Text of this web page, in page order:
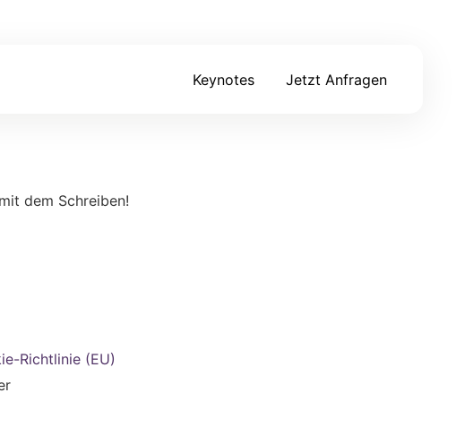
Keynotes Jetzt Anfragen
dem Schreiben!
Richtlinie (EU)